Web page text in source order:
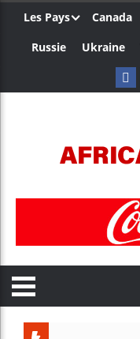
Les Pays Canada
Russie
Ukraine